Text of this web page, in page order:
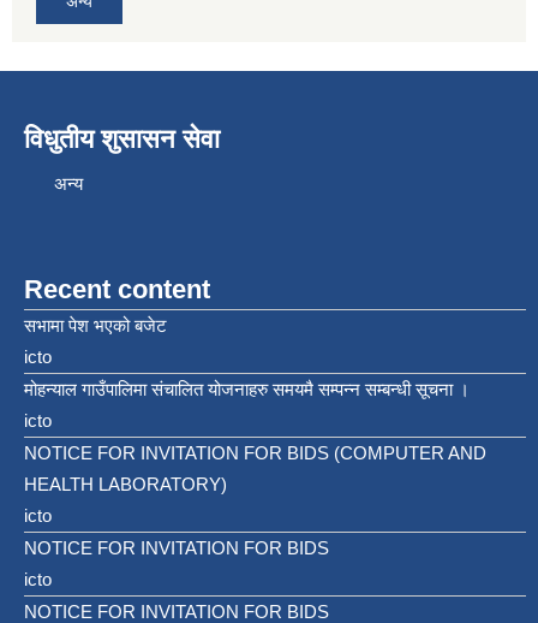
विधुतीय शुसासन सेवा
अन्य
Recent content
सभामा पेश भएको बजेट
icto
मोहन्याल गाउँपालिमा संचालित योजनाहरु समयमै सम्पन्न सम्बन्धी सूचना ।
icto
NOTICE FOR INVITATION FOR BIDS (COMPUTER AND
HEALTH LABORATORY)
icto
NOTICE FOR INVITATION FOR BIDS
icto
NOTICE FOR INVITATION FOR BIDS